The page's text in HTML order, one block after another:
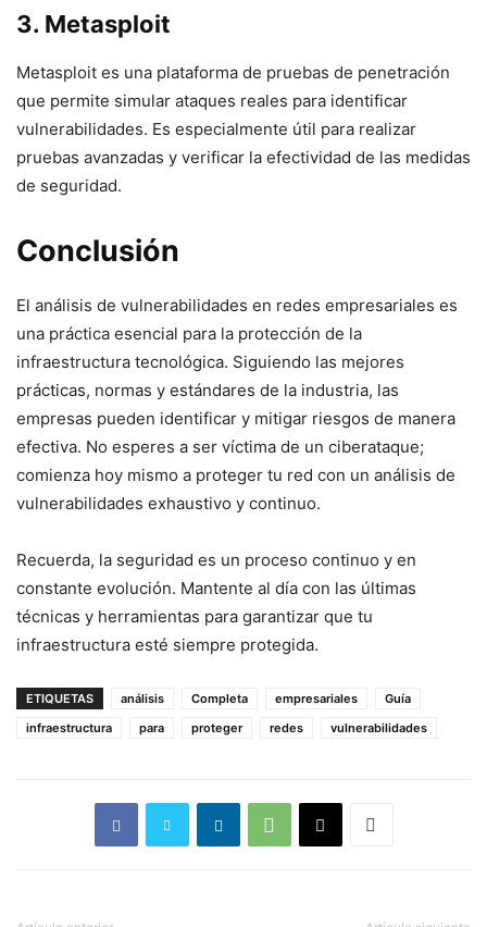
3. Metasploit
Metasploit es una plataforma de pruebas de penetración
que permite simular ataques reales para identificar
vulnerabilidades. Es especialmente útil para realizar
pruebas avanzadas y verificar la efectividad de las medidas
de seguridad.
Conclusión
El análisis de vulnerabilidades en redes empresariales es
una práctica esencial para la protección de la
infraestructura tecnológica. Siguiendo las mejores
prácticas, normas y estándares de la industria, las
empresas pueden identificar y mitigar riesgos de manera
efectiva. No esperes a ser víctima de un ciberataque;
comienza hoy mismo a proteger tu red con un análisis de
vulnerabilidades exhaustivo y continuo.
Recuerda, la seguridad es un proceso continuo y en
constante evolución. Mantente al día con las últimas
técnicas y herramientas para garantizar que tu
infraestructura esté siempre protegida.
ETIQUETAS análisis Completa empresariales
Guía
infraestructura
para proteger redes vulnerabilidades